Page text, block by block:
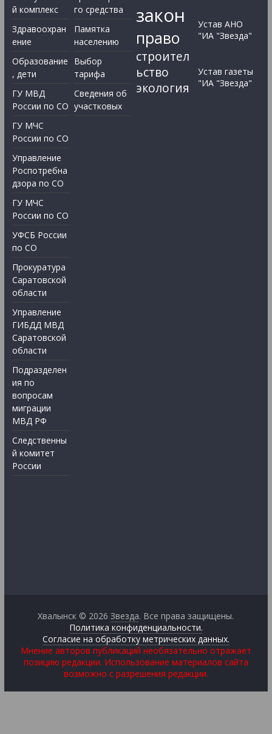
й комплекс
Здравоохран
ение
Образование
, дети
ГУ МВД
России по СО
ГУ МЧС
России по СО
Управление
Роспотребна
дзора по СО
ГУ МЧС
России по СО
УФСБ России
по СО
Прокуратура
Саратовской
области
Управление
ГИБДД МВД
Саратовской
области
Подразделен
ия по
вопросам
миграции
МВД РФ
Следственны
й комитет
России
го средства
Памятка
населению
Выбор
тарифа
Сведения об
участковых
закон
право
строител
ьство
экология
Устав АНО
"ИА "Звезда"
Устав газеты
"ИА "Звезда"
Хвалынск © 2026Звезда. Все права защищены.
Политика конфиденциальности.
Согласие на обработку метрических данных.
Мнение авторов публикаций необязательно отражает
позицию редакции. Использование материалов сайта
возможно с разрешения редакции.